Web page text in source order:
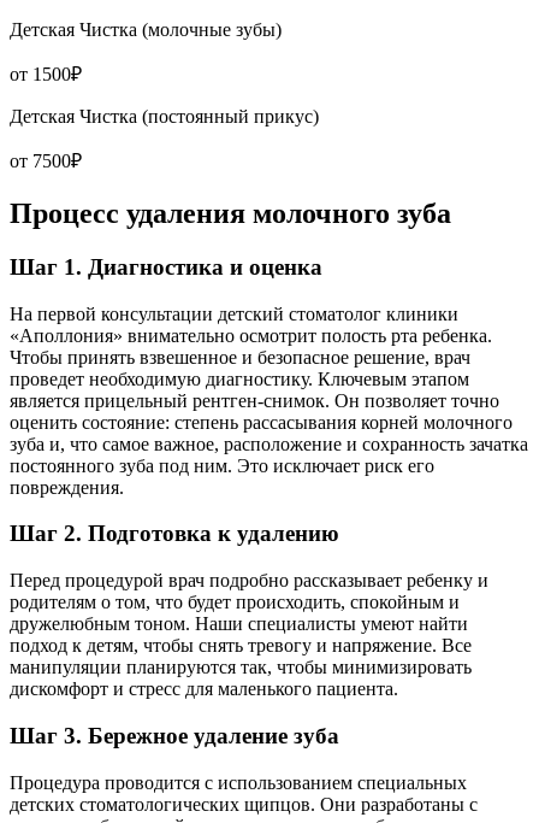
Детская Чистка (молочные зубы)
от 1500₽
Детская Чистка (постоянный прикус)
от 7500₽
Процесс удаления молочного зуба
Шаг 1. Диагностика и оценка
На первой консультации детский стоматолог клиники
«Аполлония» внимательно осмотрит полость рта ребенка.
Чтобы принять взвешенное и безопасное решение, врач
проведет необходимую диагностику. Ключевым этапом
является прицельный рентген-снимок. Он позволяет точно
оценить состояние: степень рассасывания корней молочного
зуба и, что самое важное, расположение и сохранность зачатка
постоянного зуба под ним. Это исключает риск его
повреждения.
Шаг 2. Подготовка к удалению
Перед процедурой врач подробно рассказывает ребенку и
родителям о том, что будет происходить, спокойным и
дружелюбным тоном. Наши специалисты умеют найти
подход к детям, чтобы снять тревогу и напряжение. Все
манипуляции планируются так, чтобы минимизировать
дискомфорт и стресс для маленького пациента.
Шаг 3. Бережное удаление зуба
Процедура проводится с использованием специальных
детских стоматологических щипцов. Они разработаны с